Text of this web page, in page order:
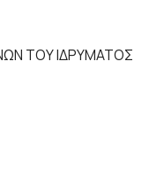
ΤΟΥ ΙΔΡΥΜΑΤΟΣ